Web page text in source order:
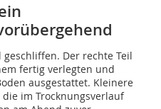
Der rechte Teil
fertig verlegten und
ausgestattet. Kleinere
im Trocknungsverlauf